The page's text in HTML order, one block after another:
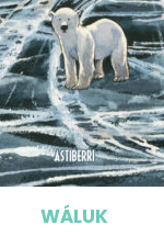
WÁLUK